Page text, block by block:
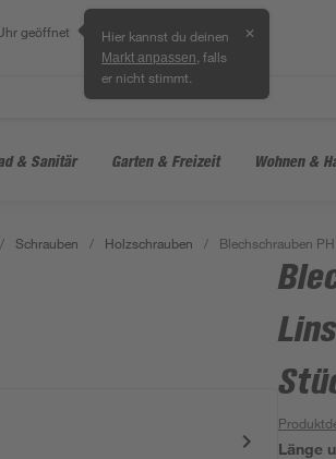
geöffnet Hier kannst du deinen
Markt anpassen , falls
er nicht stimmt.
✕
& Sanitär Garten & Freizeit Wohnen &
/ Schrauben / Holzschrauben / Blechschrauben
Länge